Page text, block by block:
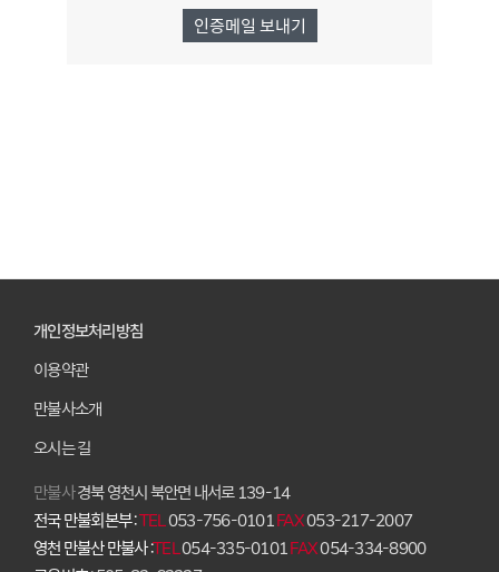
인증메일 보내기
개인정보처리방침
이용약관
만불사소개
오시는 길
만불사경북 영천시 북안면 내서로 139-14
전국 만불회본부 :TEL053-756-0101FAX053-217-2007
영천 만불산 만불사 :TEL054-335-0101FAX054-334-8900